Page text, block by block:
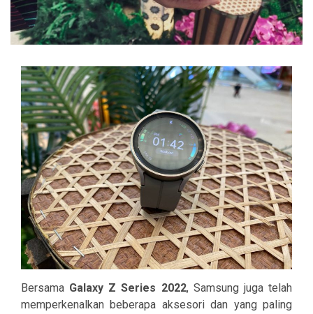
Bersama Galaxy Z Series 2022, Samsung juga telah
memperkenalkan beberapa aksesori dan yang paling